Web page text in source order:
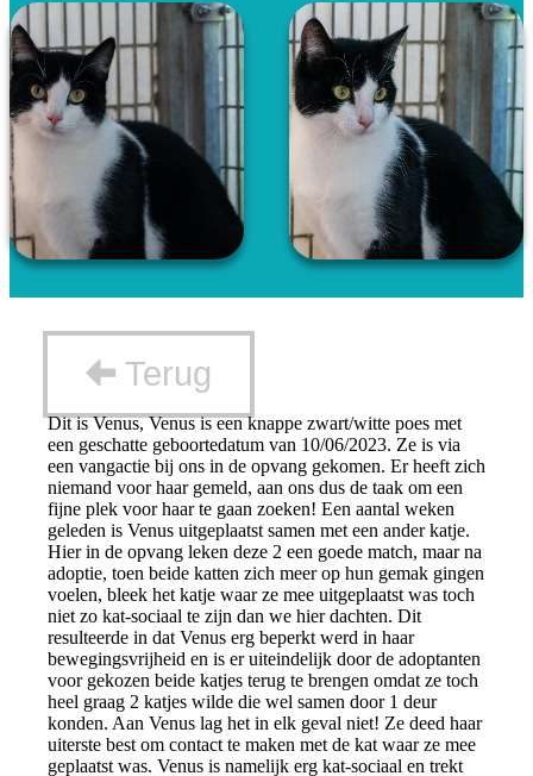
Terug
Dit is Venus, Venus is een knappe zwart/witte poes met
een geschatte geboortedatum van 10/06/2023. Ze is via
een vangactie bij ons in de opvang gekomen. Er heeft zich
niemand voor haar gemeld, aan ons dus de taak om een
fijne plek voor haar te gaan zoeken! Een aantal weken
geleden is Venus uitgeplaatst samen met een ander katje.
Hier in de opvang leken deze 2 een goede match, maar na
adoptie, toen beide katten zich meer op hun gemak gingen
voelen, bleek het katje waar ze mee uitgeplaatst was toch
niet zo kat-sociaal te zijn dan we hier dachten. Dit
resulteerde in dat Venus erg beperkt werd in haar
bewegingsvrijheid en is er uiteindelijk door de adoptanten
voor gekozen beide katjes terug te brengen omdat ze toch
heel graag 2 katjes wilde die wel samen door 1 deur
konden. Aan Venus lag het in elk geval niet! Ze deed haar
uiterste best om contact te maken met de kat waar ze mee
geplaatst was. Venus is namelijk erg kat-sociaal en trekt